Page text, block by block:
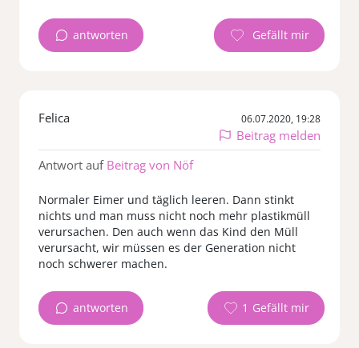
antworten
Felica 06.07.2020, 19:28
Beitrag melden
Antwort auf Beitrag von Nöf
Normaler Eimer und täglich leeren. Dann stinkt
nichts und man muss nicht noch mehr plastikmüll
verursachen. Den auch wenn das Kind den Müll
verursacht, wir müssen es der Generation nicht
noch schwerer machen.
antworten 1